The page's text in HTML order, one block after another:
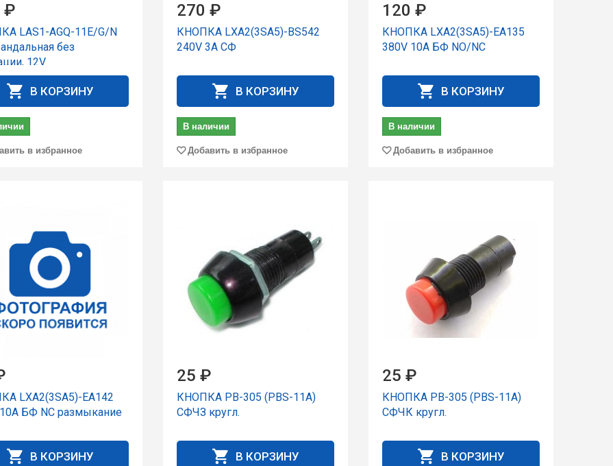
₽
LAS1-AGQ-11E/G/N
без
12V
В КОРЗИНУ
в избранное
270 ₽
КНОПКА LXA2(3SA5)-BS542
240V 3A СФ
В КОРЗИНУ
В наличии
Добавить в избранное
120 ₽
КНОПКА LXA2(3SA5)-EA135
380V 10A БФ NO/NC
В КОРЗИНУ
В наличии
Добавить в избранное
LXA2(3SA5)-EA142
БФ NC размыкание
В КОРЗИНУ
25 ₽
КНОПКА PB-305 (PBS-11A)
СФЧЗ кpугл.
В КОРЗИНУ
25 ₽
КНОПКА PB-305 (PBS-11A)
СФЧК кpугл.
В КОРЗИНУ